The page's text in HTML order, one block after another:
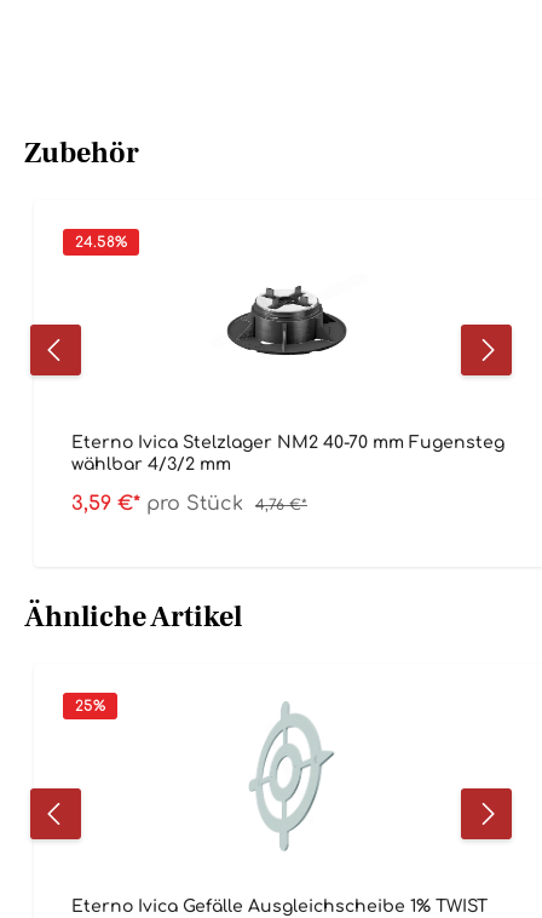
Zubehör
24.58%
Eterno Ivica Stelzlager NM2 40-70 mm Fugensteg
wählbar 4/3/2 mm
3,59 €* pro Stück 4,76 €*
Ähnliche Artikel
25%
Eterno Ivica Gefälle Ausgleichscheibe 1% TWIST